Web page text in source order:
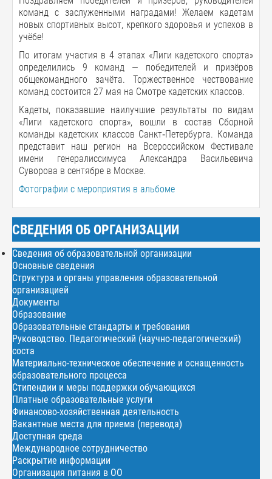
команд с заслуженными наградами! Желаем кадетам
новых спортивных высот, крепкого здоровья и успехов в
учёбе!
По итогам участия в 4 этапах «Лиги кадетского спорта»
определились 9 команд — победителей и призёров
общекомандного зачёта. Торжественное чествование
команд состоится 27 мая на Смотре кадетских классов.
Кадеты, показавшие наилучшие результаты по видам
«Лиги кадетского спорта», вошли в состав Сборной
команды кадетских классов Санкт‑Петербурга. Команда
представит наш регион на Всероссийском Фестивале
имени генералиссимуса Александра Васильевича
Суворова в сентябре в Москве.
Фотографии с мероприятия в альбоме
СВЕДЕНИЯ ОБ ОРГАНИЗАЦИИ
Сведения об образовательной организации
Основные сведения
Структура и органы управления образовательной
организацией
Документы
Образование
Образовательные стандарты и требования
Руководство. Педагогический (научно-педагогический)
соста
Материально-техническое обеспечение и оснащенность
образовательного процесса
Стипендии и меры поддержки обучающихся
Платные образовательные услуги
Финансово-хозяйственная деятельность
Вакантные места для приема (перевода)
Доступная среда
Международное сотрудничество
Раскрытие информации
Организация питания в ОО